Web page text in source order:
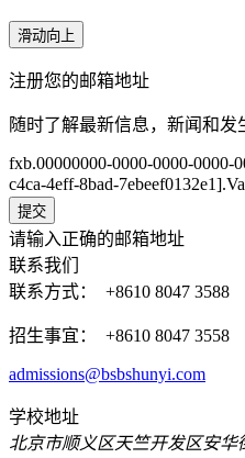
滑动向上
注册您的邮箱地址
随时了解最新信息，新闻和发
fxb.00000000-0000-0000-0000-
c4ca-4eff-8bad-
请输入正确的邮箱地址
联系我们
联系方式：
+8610 8047 3588
招生事宜： +8610 8047 3558
admissions@bsbshunyi.com
学校地址
北京市顺义区天竺开发区安华